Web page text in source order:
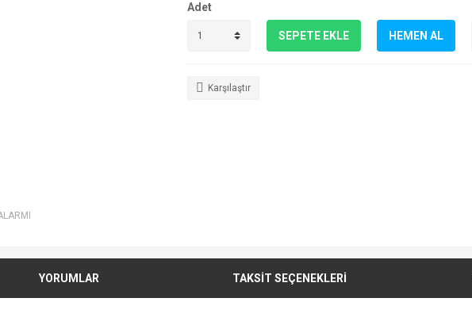
Adet
SEPETE EKLE HEMEN AL
Karşılaştır
YORUMLAR TAKSİT SEÇENEKLERİ